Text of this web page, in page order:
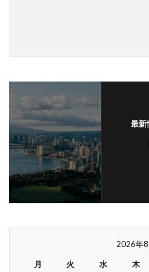
最新
2026年8
月 火 水 木